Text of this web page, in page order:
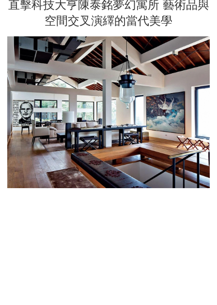
直擊科技大亨陳泰銘夢幻寓所 藝術品與
空間交叉演繹的當代美學